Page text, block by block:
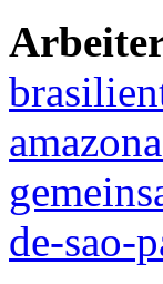
de-sao-